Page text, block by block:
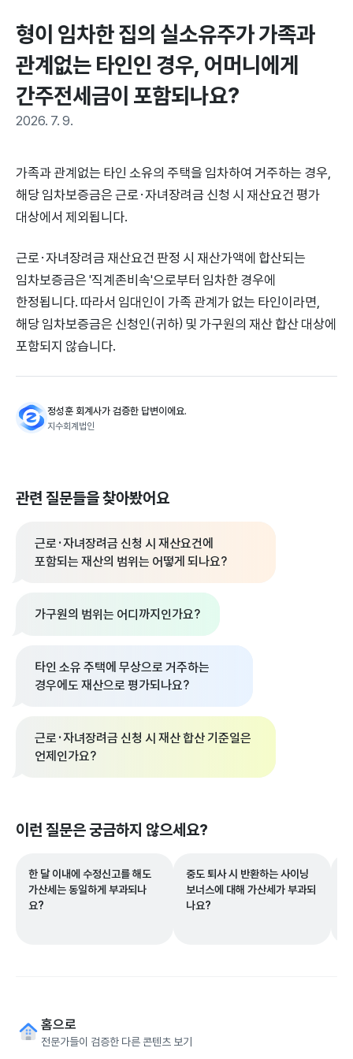
형이 임차한 집의 실소유주가 가족과
관계없는 타인인 경우, 어머니에게
간주전세금이 포함되나요?
2026. 7. 9.
가족과 관계없는 타인 소유의 주택을 임차하여 거주하는 경우,
해당 임차보증금은 근로·자녀장려금 신청 시 재산요건 평가
대상에서 제외됩니다.
근로·자녀장려금 재산요건 판정 시 재산가액에 합산되는
임차보증금은 '직계존비속'으로부터 임차한 경우에
한정됩니다. 따라서 임대인이 가족 관계가 없는 타인이라면,
해당 임차보증금은 신청인(귀하) 및 가구원의 재산 합산 대상에
포함되지 않습니다.
정성훈 회계사가 검증한 답변이에요.
지수회계법인
관련 질문들을 찾아봤어요
근로·자녀장려금 신청 시 재산요건에
포함되는 재산의 범위는 어떻게 되나요?
가구원의 범위는 어디까지인가요?
타인 소유 주택에 무상으로 거주하는
경우에도 재산으로 평가되나요?
근로·자녀장려금 신청 시 재산 합산 기준일은
언제인가요?
이런 질문은 궁금하지 않으세요?
한 달 이내에 수정신고를 해도
가산세는 동일하게 부과되나
요?
중도 퇴사 시 반환하는 사이닝
보너스에 대해 가산세가 부과되
나요?
홈으로
전문가들이 검증한 다른 콘텐츠 보기